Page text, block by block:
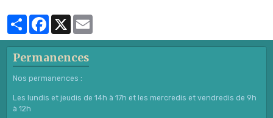
PartagerFacebook
X
Permanences
Nos permanences :
Les lundis et jeudis de 14h à 17h et les mercredis et vendredis de 9h
à 12h